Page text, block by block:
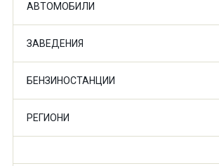
АВТОМОБИЛИ
ЗАВЕДЕНИЯ
БЕНЗИНОСТАНЦИИ
РЕГИОНИ